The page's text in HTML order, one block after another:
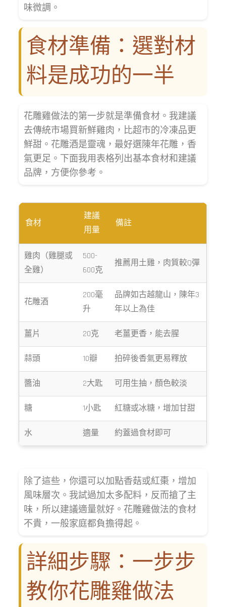
味微調。
食材準備：選對材
料是成功的一半
花雕雞做法的第一步就是準備食材。我建議
去傳統市場買新鮮雞肉，比超市的冷凍品更
鮮甜。花雕酒是靈魂，最好選陳年花雕，香
氣更足。下面我用表格列出基本食材和建議
品牌，方便你參考。
食材
建議
用量
備註
雞肉（雞腿或
全雞）
500-
600克
推薦用土雞，肉質較Q彈
花雕酒
200毫
升
品牌如古越龍山，陳年3
年以上為佳
薑片 20克 老薑更香，能去腥
蒜頭 10瓣 拍碎後香氣更易釋放
醬油 2大匙 可用生抽，顏色較淡
糖 1小匙 紅糖或冰糖，增加甘甜
水 適量 約蓋過食材即可
除了這些，你還可以加點香菇或紅棗，增加
風味層次。我試過加太多配料，反而搶了主
味，所以建議適量就好。花雕雞做法的食材
不貴，一般家庭都負擔得起。
詳細步驟：一步步
教你花雕雞做法